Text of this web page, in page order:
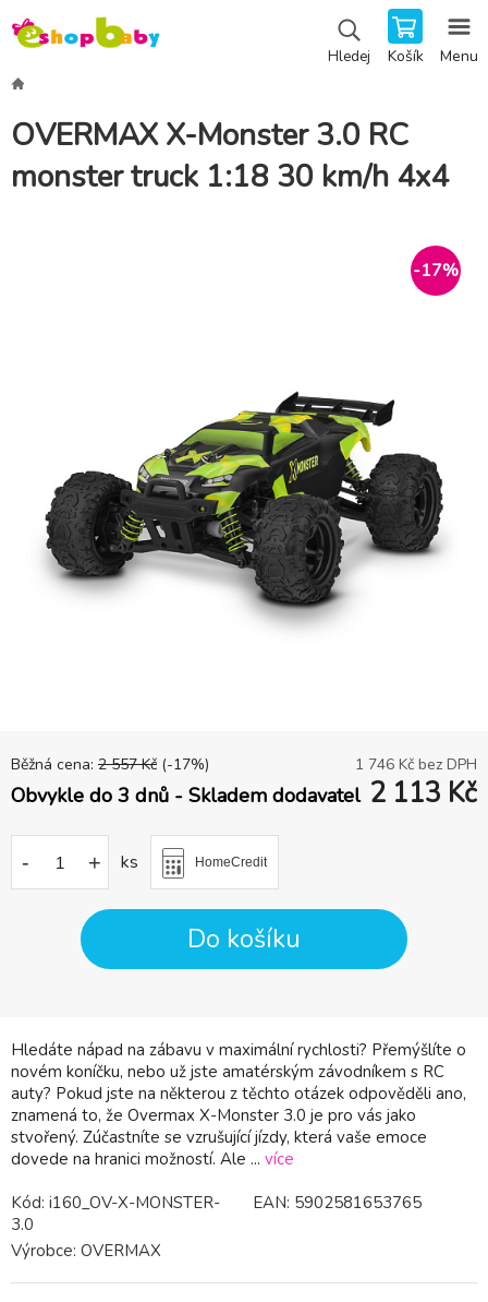
Hledej Košík Menu
OVERMAX X-Monster 3.0 RC
monster truck 1:18 30 km/h 4x4
-17%
Hledáte nápad na zábavu v maximální rychlosti? Přemýšlíte o
novém koníčku, nebo už jste amatérským závodníkem s RC
auty? Pokud jste na některou z těchto otázek odpověděli ano,
znamená to, že Overmax X-Monster 3.0 je pro vás jako
stvořený. Zúčastníte se vzrušující jízdy, která vaše emoce
dovede na hranici možností. Ale ... více
Běžná cena: 2 557 Kč (-17%) 1 746 Kč bez DPH
Obvykle do 3 dnů - Skladem dodavatel 2 113 Kč
- + ks HomeCredit
Do košíku
Kód: i160_OV-X-MONSTER-
3.0
EAN: 5902581653765
Výrobce: OVERMAX